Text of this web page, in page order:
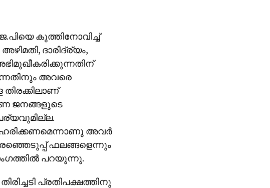
കുത്തിനോവിച്ച്
ദാരിദ്ര്യം,
അവരെ
ജനങ്ങളുടെ
അവര്‍
ഫലങ്ങളെന്നും
പറയുന്നു.
പ്രതിപക്ഷത്തിനു